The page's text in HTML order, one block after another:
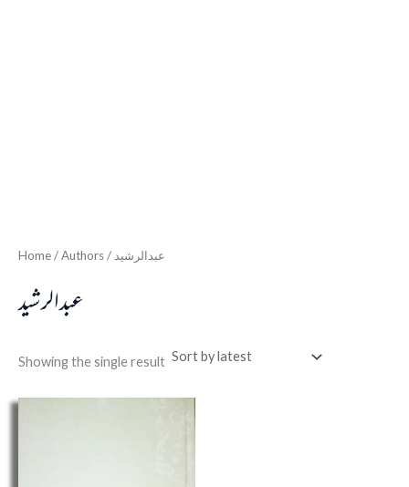
Home / Authors / عبدالرشید
عبدالرشید
Showing the single result